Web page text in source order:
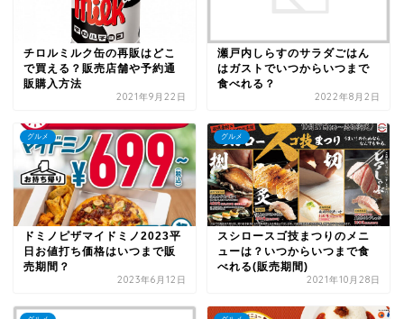
チロルミルク缶の再販はどこ
で買える？販売店舗や予約通
販購入方法
2021年9月22日
瀬戸内しらすのサラダごはん
はガストでいつからいつまで
食べれる？
2022年8月2日
グルメ
ドミノピザマイドミノ2023平
日お値打ち価格はいつまで販
売期間？
2023年6月12日
グルメ
スシロースゴ技まつりのメニ
ューは？いつからいつまで食
べれる(販売期間)
2021年10月28日